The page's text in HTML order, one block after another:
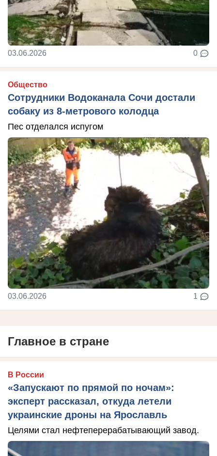
03.06.2026 0
Общество
Сотрудники Водоканала Сочи достали
собаку из 8-метрового колодца
Пес отделался испугом
03.06.2026 1
Главное в стране
В России
«Запускают по прямой по ночам»:
эксперт рассказал, откуда летели
украинские дроны на Ярославль
Целями стал нефтеперерабатывающий завод.